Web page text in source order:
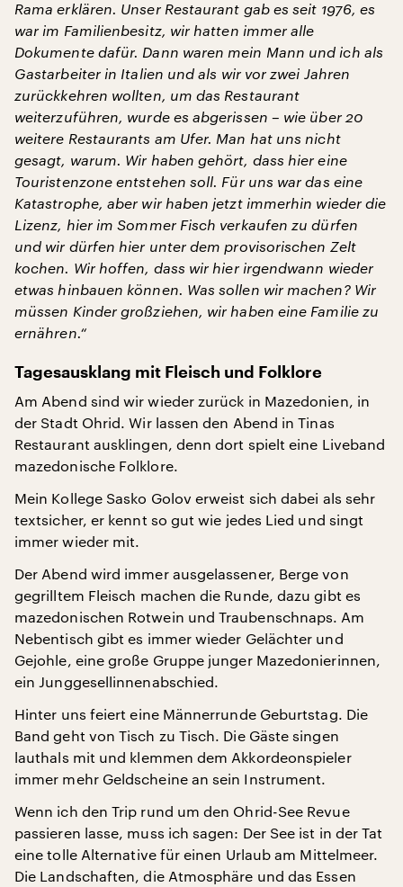
Rama erklären. Unser Restaurant gab es seit 1976, es
war im Familienbesitz, wir hatten immer alle
Dokumente dafür. Dann waren mein Mann und ich als
Gastarbeiter in Italien und als wir vor zwei Jahren
zurückkehren wollten, um das Restaurant
weiterzuführen, wurde es abgerissen – wie über 20
weitere Restaurants am Ufer. Man hat uns nicht
gesagt, warum. Wir haben gehört, dass hier eine
Touristenzone entstehen soll. Für uns war das eine
Katastrophe, aber wir haben jetzt immerhin wieder die
Lizenz, hier im Sommer Fisch verkaufen zu dürfen
und wir dürfen hier unter dem provisorischen Zelt
kochen. Wir hoffen, dass wir hier irgendwann wieder
etwas hinbauen können. Was sollen wir machen? Wir
müssen Kinder großziehen, wir haben eine Familie zu
ernähren.“
Tagesausklang mit Fleisch und Folklore
Am Abend sind wir wieder zurück in Mazedonien, in
der Stadt Ohrid. Wir lassen den Abend in Tinas
Restaurant ausklingen, denn dort spielt eine Liveband
mazedonische Folklore.
Mein Kollege Sasko Golov erweist sich dabei als sehr
textsicher, er kennt so gut wie jedes Lied und singt
immer wieder mit.
Der Abend wird immer ausgelassener, Berge von
gegrilltem Fleisch machen die Runde, dazu gibt es
mazedonischen Rotwein und Traubenschnaps. Am
Nebentisch gibt es immer wieder Gelächter und
Gejohle, eine große Gruppe junger Mazedonierinnen,
ein Junggesellinnenabschied.
Hinter uns feiert eine Männerrunde Geburtstag. Die
Band geht von Tisch zu Tisch. Die Gäste singen
lauthals mit und klemmen dem Akkordeonspieler
immer mehr Geldscheine an sein Instrument.
Wenn ich den Trip rund um den Ohrid-See Revue
passieren lasse, muss ich sagen: Der See ist in der Tat
eine tolle Alternative für einen Urlaub am Mittelmeer.
Die Landschaften, die Atmosphäre und das Essen